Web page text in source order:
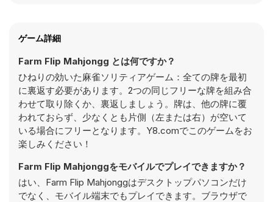
ゲーム詳細
Farm Flip Mahjongg とは何ですか？
ひねりの効いた麻雀ソリティアゲーム：全ての牌を最初
に裏返す必要があります。2つの同じフリーな牌を組み合
わせて取り除くか、裏返しましょう。牌は、他の牌に覆
われておらず、少なくとも片側（左または右）が空いて
いる場合にフリーとなります。Y8.comでこのゲームをお
楽しみください！
Farm Flip Mahjonggをモバイルでプレイできますか？
はい、Farm Flip Mahjonggはデスクトップパソコンだけ
でなく、モバイル端末でもプレイできます。ブラウザで